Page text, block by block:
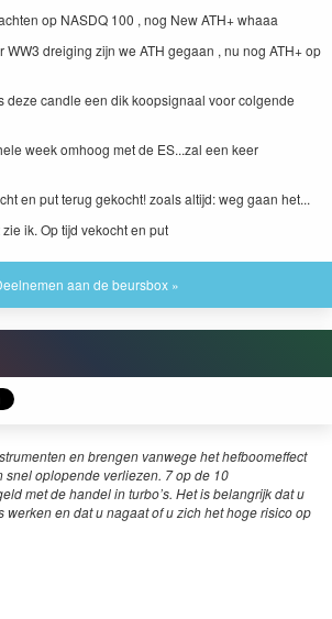
op NASDQ 100 , nog New ATH+ whaaa
WW3 dreiging zijn we ATH gegaan , nu nog ATH+ op
deze candle een dik koopsignaal voor colgende
week omhoog met de ES...zal een keer
en put terug gekocht! zoals altijd: weg gaan het...
ik. Op tijd vekocht en put
aan de beursbox »
en brengen vanwege het hefboomeffect
snel oplopende verliezen. 7 op de 10
met de handel in turbo’s. Het is belangrijk dat u
werken en dat u nagaat of u zich het hoge risico op